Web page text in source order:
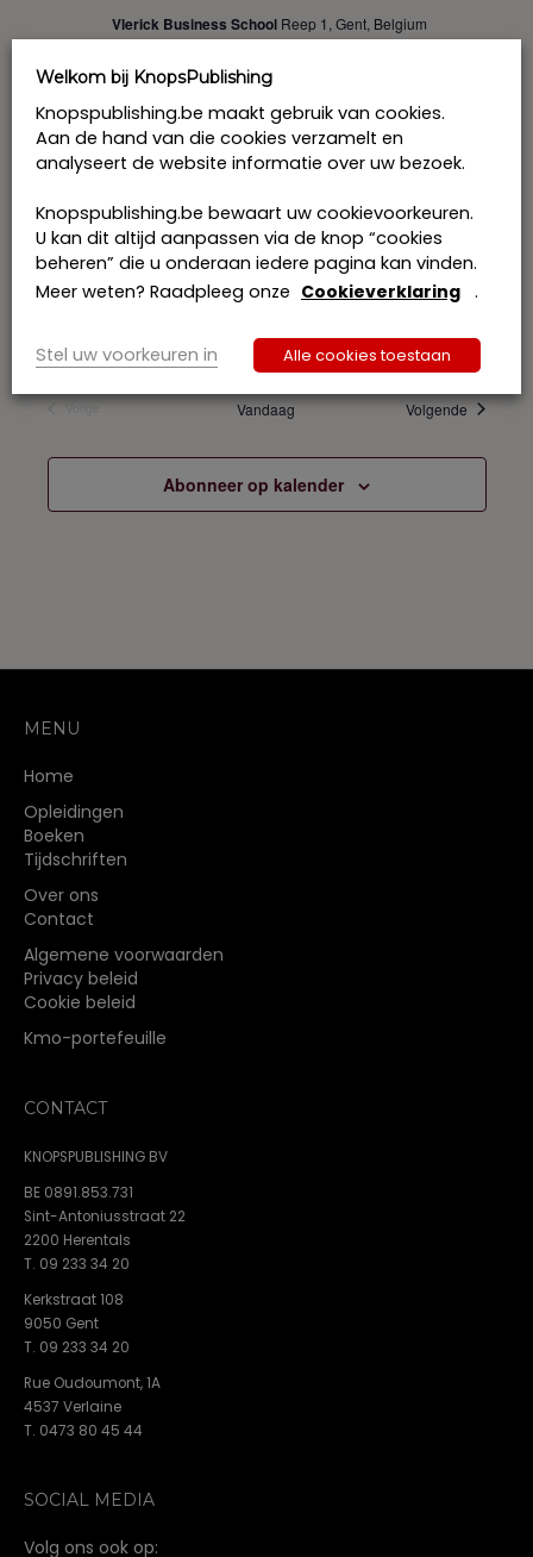
Vlerick Business School Reep 1, Gent, Belgium
februari 2026
MA
9
Projectontwikkeling en ruimtelijke
Gemeentewegen en recente evoluties
voor verkavelingen i.s.m. Jubel.be
9 februari 2026 @ 13:00-17:00
Bedrijvencentrum De Punt
Kerkstraat 108, Gent,
Vorige
Vandaag Volgende
Abonneer op kalender
MENU
Home
Opleidingen
Boeken
Tijdschriften
Over ons
Contact
Algemene voorwaarden
Privacy beleid
Cookie beleid
Kmo-portefeuille
CONTACT
KNOPSPUBLISHING BV
BE 0891.853.731
Sint-Antoniusstraat 22
2200 Herentals
T. 09 233 34 20
Kerkstraat 108
9050 Gent
T. 09 233 34 20
Rue Oudoumont, 1A
4537 Verlaine
T. 0473 80 45 44
SOCIAL MEDIA
Volg ons ook op:
Welkom bij KnopsPublishing
Knopspublishing.be maakt gebruik van cookies.
Aan de hand van die cookies verzamelt en
analyseert de website informatie over uw bezoek.
Knopspublishing.be bewaart uw cookievoorkeuren.
U kan dit altijd aanpassen via de knop “cookies
beheren” die u onderaan iedere pagina kan vinden.
Meer weten? Raadpleeg onze Cookieverklaring .
Stel uw voorkeuren in Alle cookies toestaan